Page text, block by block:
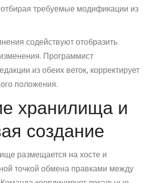
требуемые модификации из
содействуют отобразить
Программист
из обеих веток, корректирует
положения.
хранилища и
создание
размещается на хосте и
точкой обмена правками между